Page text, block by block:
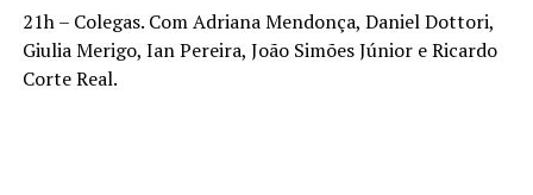
21h – Colegas. Com Adriana Mendonça, Daniel Dottori,
Giulia Merigo, Ian Pereira, João Simões Júnior e Ricardo
Corte Real.